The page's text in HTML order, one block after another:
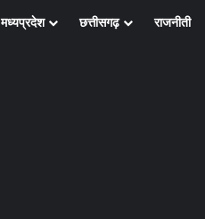
मध्यप्रदेश छत्तीसगढ़ राजनीती